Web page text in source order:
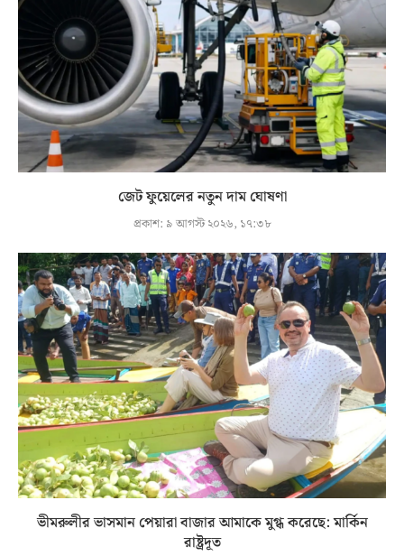
জেট ফুয়েলের নতুন দাম ঘোষণা
প্রকাশ: ৯ আগস্ট ২০২৬, ১৭:৩৮
ভীমরুলীর ভাসমান পেয়ারা বাজার আমাকে মুগ্ধ করেছে: মার্কিন
রাষ্ট্রদূত